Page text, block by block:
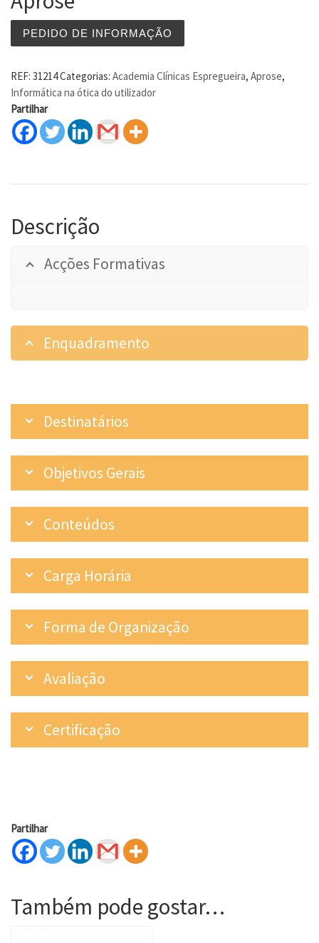
PEDIDO DE INFORMAÇÃO
REF: 31214Categorias: Academia Clínicas Espregueira, Aprose,
Informática na ótica do utilizador
Partilhar
Descrição
Acções Formativas
Enquadramento
Destinatários
Objetivos Gerais
Conteúdos
Carga Horária
Forma de Organização
Avaliação
Certificação
Partilhar
Também pode gostar…